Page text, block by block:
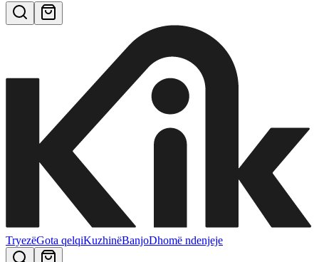
TryezëGota qelqiKuzhinëBanjoDhomë ndenjeje